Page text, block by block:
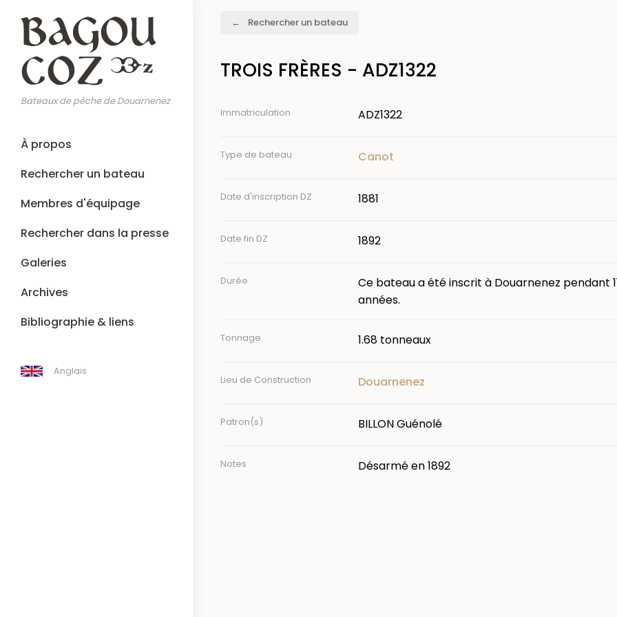
contenu
principal
Bateaux de pêche de Douarnenez
Main
navigation
À propos
Rechercher un bateau
Membres d'équipage
Rechercher dans la presse
Galeries
Archives
Bibliographie & liens
Anglais
Rechercher un bateau
TROIS FRÈRES - ADZ1322
Immatriculation ADZ1322
Type de bateau Canot
Date d'inscription DZ 1881
Date fin DZ 1892
Durée
Ce bateau a été inscrit à Douarnenez pendant
années.
Tonnage 1.68 tonneaux
Lieu de Construction Douarnenez
Patron(s) BILLON Guénolé
Notes Désarmé en 1892